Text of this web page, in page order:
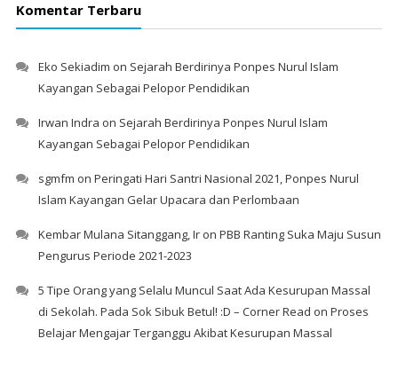
Komentar Terbaru
Eko Sekiadim on Sejarah Berdirinya Ponpes Nurul Islam
Kayangan Sebagai Pelopor Pendidikan
Irwan Indra on Sejarah Berdirinya Ponpes Nurul Islam
Kayangan Sebagai Pelopor Pendidikan
sgmfm on Peringati Hari Santri Nasional 2021, Ponpes Nurul
Islam Kayangan Gelar Upacara dan Perlombaan
Kembar Mulana Sitanggang, Iron PBB Ranting Suka Maju Susun
Pengurus Periode 2021-2023
5 Tipe Orang yang Selalu Muncul Saat Ada Kesurupan Massal
di Sekolah. Pada Sok Sibuk Betul! :D – Corner Read on Proses
Belajar Mengajar Terganggu Akibat Kesurupan Massal